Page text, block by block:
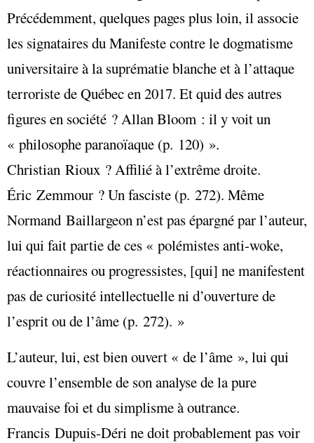
Précédemment, quelques pages plus loin, il associe
les signataires du Manifeste contre le dogmatisme
universitaire à la suprématie blanche et à l’attaque
terroriste de Québec en 2017. Et quid des autres
figures en société ? Allan Bloom : il y voit un
« philosophe paranoïaque (p. 120) ».
Christian Rioux ? Affilié à l’extrême droite.
Éric Zemmour ? Un fasciste (p. 272). Même
Normand Baillargeon n’est pas épargné par l’auteur,
lui qui fait partie de ces « polémistes anti-woke,
réactionnaires ou progressistes, [qui] ne manifestent
pas de curiosité intellectuelle ni d’ouverture de
l’esprit ou de l’âme (p. 272). »
L’auteur, lui, est bien ouvert « de l’âme », lui qui
couvre l’ensemble de son analyse de la pure
mauvaise foi et du simplisme à outrance.
Francis Dupuis-Déri ne doit probablement pas voir